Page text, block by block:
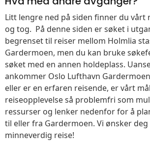
Litt lengre ned på siden finner du vårt
og tog. På denne siden er søket i
begrenset til reiser mellom Holmlia
Gardermoen, men du kan bruke
søket med en annen holdeplass.
ankommer Oslo Lufthavn
eller er en erfaren reisende, er vårt
reiseopplevelse så problemfri som
ressurser og lenker nedenfor for å
til eller fra Gardermoen. Vi ønsker
minneverdig reise!